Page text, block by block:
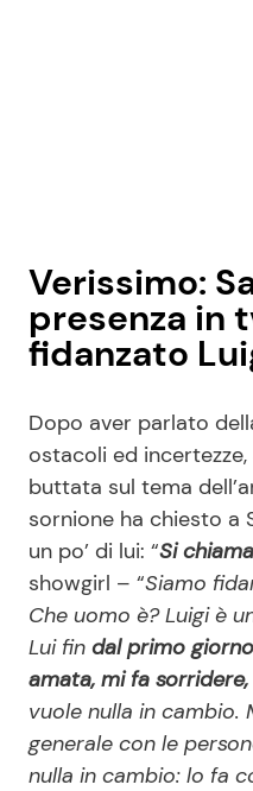
Verissimo:
presenza in
fidanzato
Dopo aver parlato
ostacoli ed
buttata sul tema
sornione ha chiesto a
un po’ di lui: “Si
showgirl – “Siamo
Che uomo è? Luigi è
Lui fin dal primo
amata, mi fa sorridere,
vuole nulla in cambio.
generale con le
nulla in cambio: lo fa